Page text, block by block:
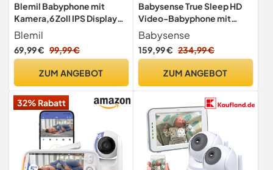
Blemil Babyphone mit
Kamera,6 Zoll IPS Display
Babyphone ohne WLAN,
4000 mAh Akku, ECO-
Modus, Auto-Nachtsicht,
Reichweite（Idealzustand
Blemil
69,99 € 99,99 €
ZUM ANGEBOT
Babysense True Sleep HD
Video-Babyphone mit
Nachtlichtkamera &
Bewegungsmonitor für
Babys mit Echtzeit-
in-1, Nur für den
Babysense
159,99 € 234,99 €
ZUM ANGEBOT
32% Rabatt